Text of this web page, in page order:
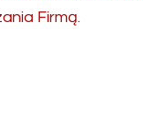
Firmą.